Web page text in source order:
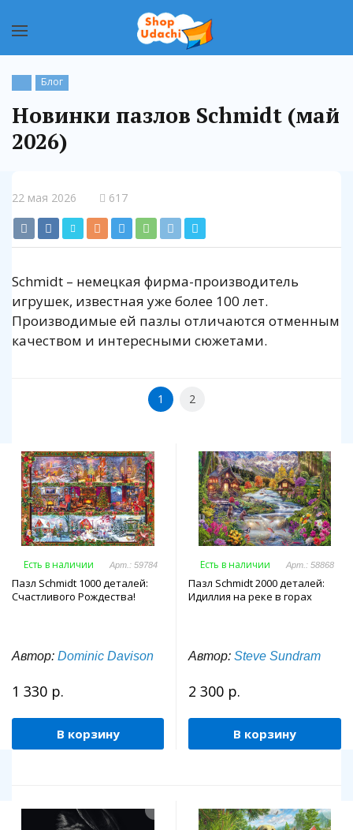
Блог
Новинки пазлов Schmidt (май
2026)
22 мая 2026 617
Schmidt – немецкая фирма-производитель
игрушек, известная уже более 100 лет.
Производимые ей пазлы отличаются отменным
качеством и интересными сюжетами.
1 2
Есть в наличии Арт.: 59784
Пазл Schmidt 1000 деталей:
Счастливого Рождества!
Автор: Dominic Davison
1 330 р.
В корзину
Есть в наличии Арт.: 58868
Пазл Schmidt 2000 деталей:
Идиллия на реке в горах
Автор: Steve Sundram
2 300 р.
В корзину